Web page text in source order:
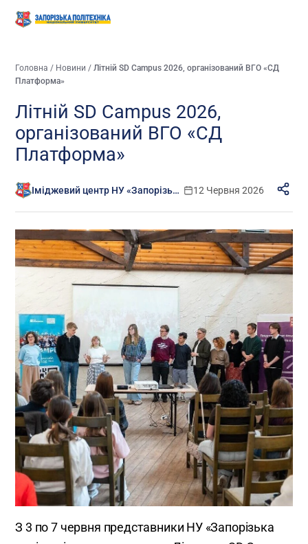
Головна / Новини /Літній SD Campus 2026, організований ВГО «СД
Платформа»
Літній SD Campus 2026,
організований ВГО «СД
Платформа»
Іміджевий центр НУ «Запорізька політехніка» 12 Червня 2026
З 3 по 7 червня представники НУ «Запорізька